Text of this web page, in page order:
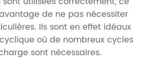
de ne pas nécessiter
Ils sont en effet idéaux
où de nombreux cycles
sont nécessaires.